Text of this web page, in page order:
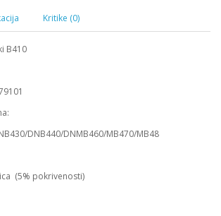
Kritike (0)
B410
DNB440/DNMB460/MB470/MB48
(5% pokrivenosti)